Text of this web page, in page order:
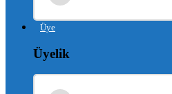
Üye
Üyelik